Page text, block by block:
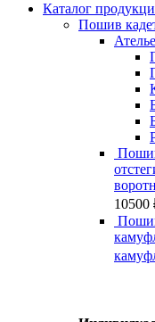
Каталог
Пошив
10500